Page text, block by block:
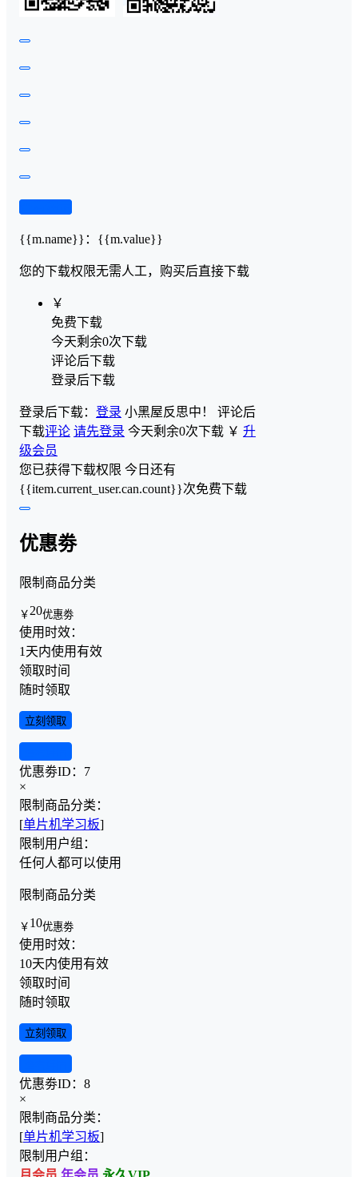
{{m.name}} ： {{m.value}}
您的下载权限无需人工，购买后直接下载
￥
免费下载
今天剩余0次下载
评论后下载
登录后下载
登录后下载： 登录 小黑屋反思中！ 评论后
下载评论 请先登录 今天剩余0次下载 ￥ 升
级会员
您已获得下载权限 今日还有
{{item.current_user.can.count}}次免费下载
优惠劵
限制商品分类
￥ 20优惠劵
使用时效：
1天内使用有效
领取时间
随时领取
立刻领取
优惠劵ID： 7
×
限制商品分类：
[单片机学习板]
限制用户组：
任何人都可以使用
限制商品分类
￥ 10优惠劵
使用时效：
10天内使用有效
领取时间
随时领取
立刻领取
优惠劵ID： 8
×
限制商品分类：
[单片机学习板]
限制用户组：